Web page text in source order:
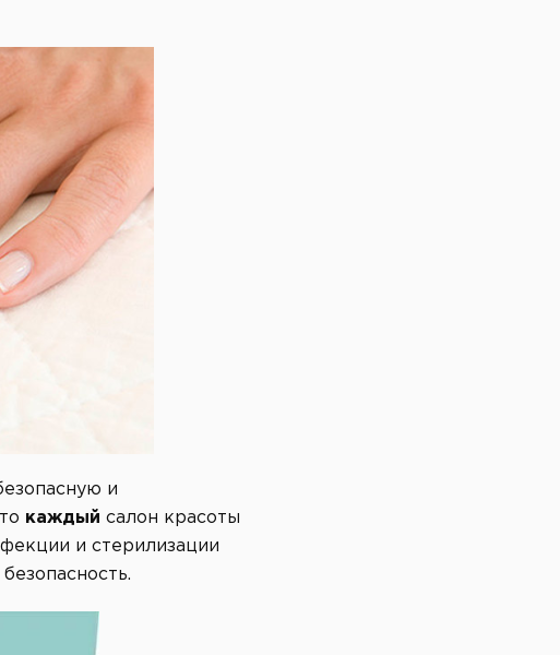
и
каждый салон красоты
и стерилизации